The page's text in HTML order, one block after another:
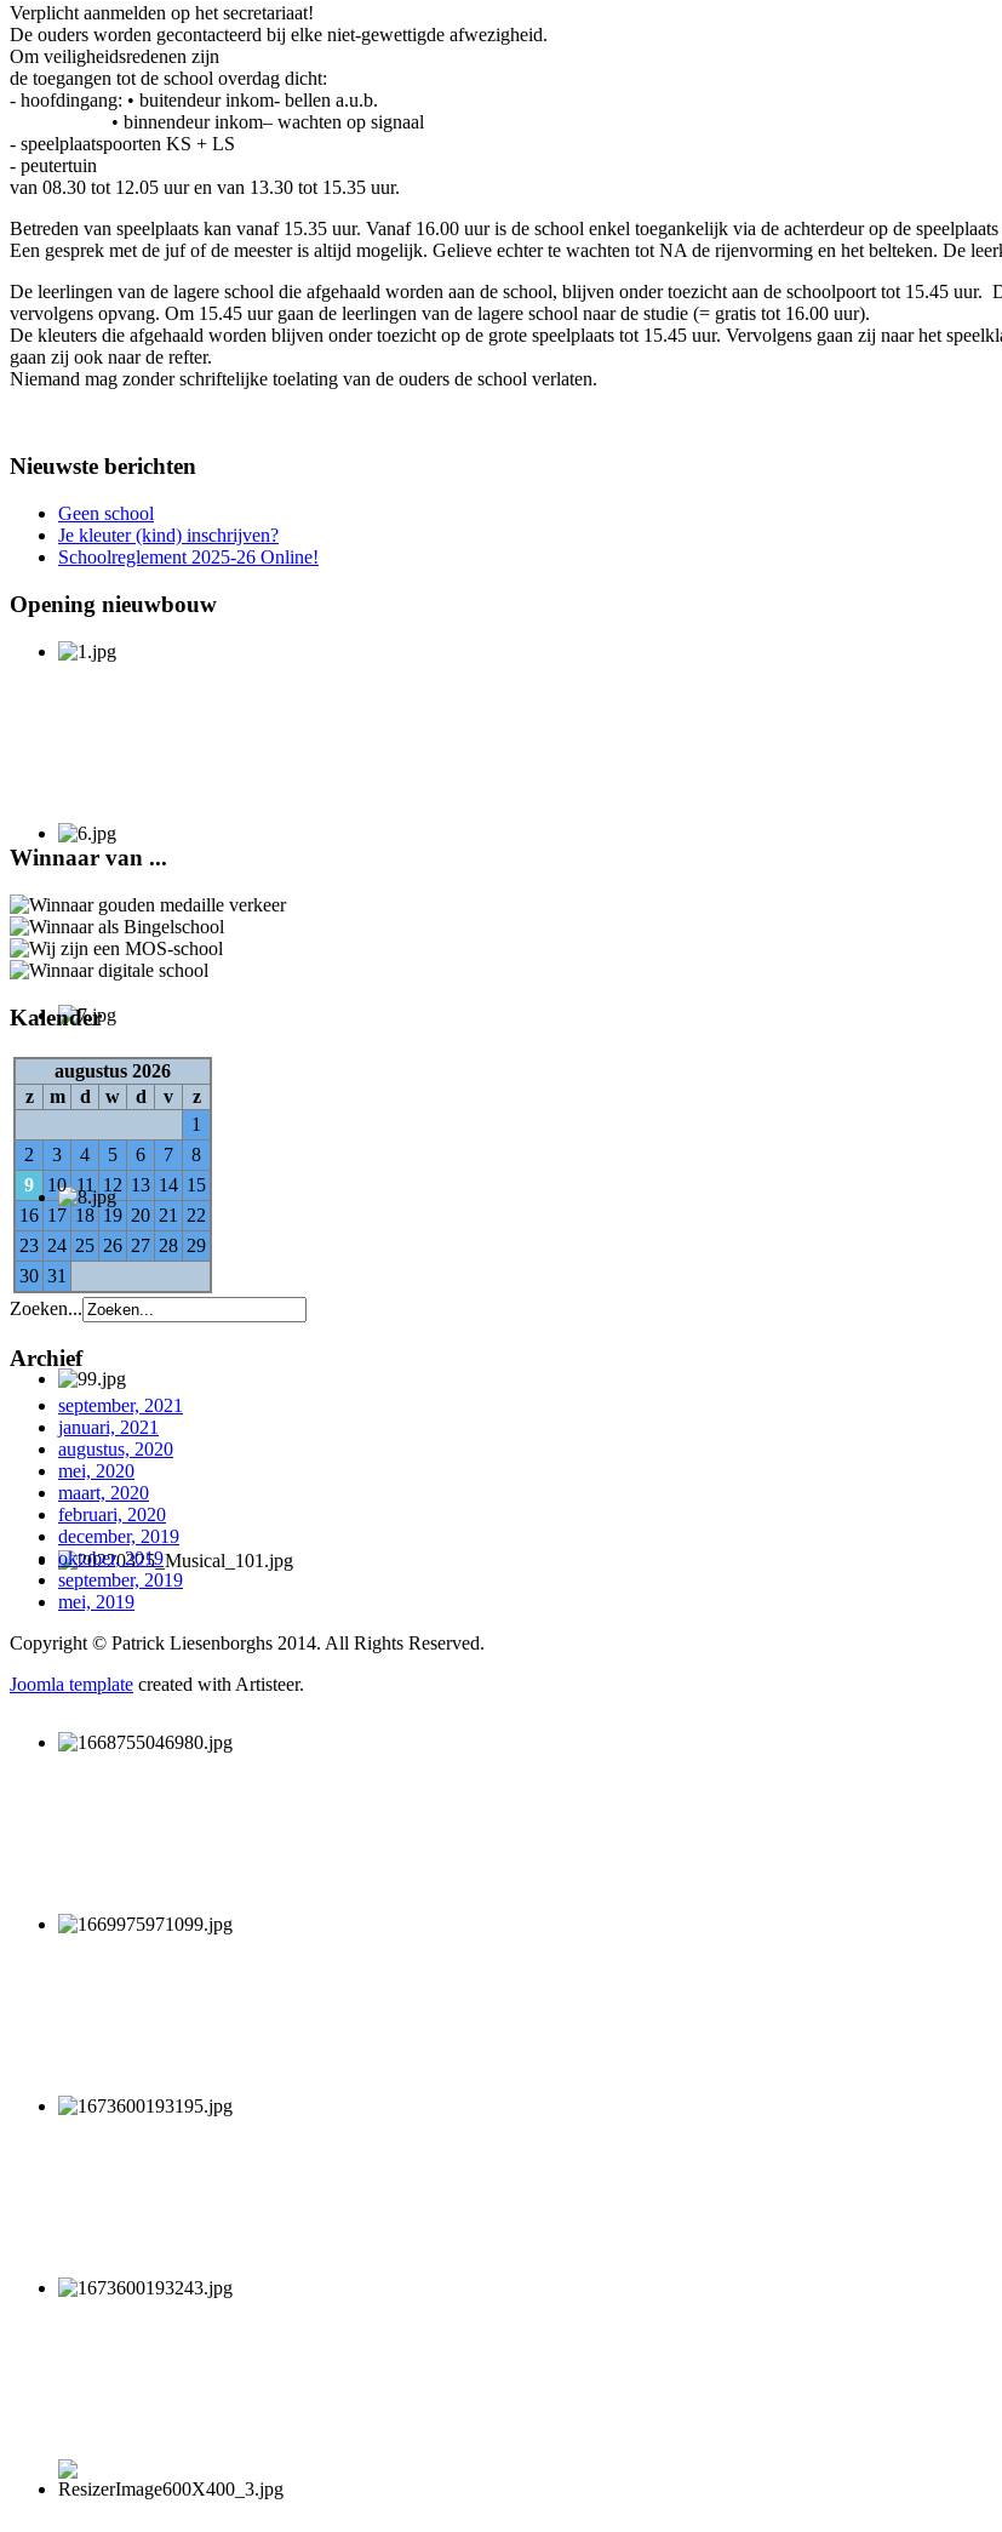
Verplicht aanmelden op het secretariaat!
De ouders worden gecontacteerd bij elke niet-gewettigde afwezigheid.
Om veiligheidsredenen zijn
de toegangen tot de school overdag dicht:
- hoofdingang: • buitendeur inkom- bellen a.u.b.
• binnendeur inkom– wachten op signaal
- speelplaatspoorten KS + LS
- peutertuin
van 08.30 tot 12.05 uur en van 13.30 tot 15.35 uur.
Betreden van speelplaats kan vanaf 15.35 uur. Vanaf 16.00 uur is de school enkel toegankelijk via de achterdeur op de
Een gesprek met de juf of de meester is altijd mogelijk. Gelieve echter te wachten tot NA de rijenvorming en het belteken. De
De leerlingen van de lagere school die afgehaald worden aan de school, blijven onder toezicht aan de schoolpoort tot 15.45 uur.
vervolgens opvang. Om 15.45 uur gaan de leerlingen van de lagere school naar de studie (= gratis tot 16.00 uur).
De kleuters die afgehaald worden blijven onder toezicht op de grote speelplaats tot 15.45 uur. Vervolgens gaan zij naar het
gaan zij ook naar de refter.
Niemand mag zonder schriftelijke toelating van de ouders de school verlaten.
Nieuwste berichten
Geen school
Je kleuter (kind) inschrijven?
Schoolreglement 2025-26 Online!
Opening nieuwbouw
Winnaar van ...
Kalender
augustus 2026
z
m d w d v
z
1
2
3 4 5 6 7
8
9
10 11 12 13 14 15
16 17 18 19 20 21
22
23 24 25 26 27 28 29
30 31
Zoeken...
Archief
september, 2021
januari, 2021
augustus, 2020
mei, 2020
maart, 2020
februari, 2020
december, 2019
oktober, 2019
september, 2019
mei, 2019
Copyright © Patrick Liesenborghs 2014. All Rights Reserved.
Joomla template created with Artisteer.